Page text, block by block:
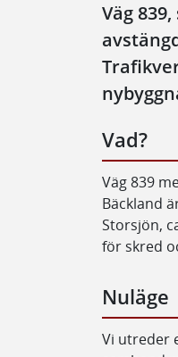
Väg
Vad?
Väg 839
Bäckland
Storsjön,
för skred
Nuläge
Vi utreder